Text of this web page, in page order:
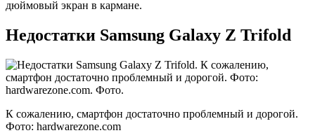
дюймовый экран в кармане.
Недостатки Samsung Galaxy Z Trifold
К сожалению, смартфон достаточно проблемный и дорогой.
Фото: hardwarezone.com